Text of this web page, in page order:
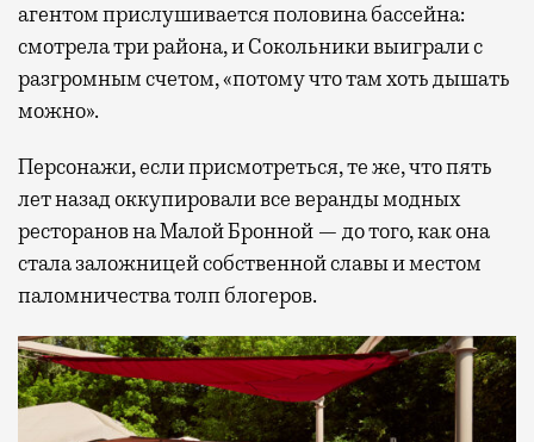
агентом прислушивается половина бассейна:
смотрела три района, и Сокольники выиграли с
разгромным счетом, «потому что там хоть дышать
можно».
Персонажи, если присмотреться, те же, что пять
лет назад оккупировали все веранды модных
ресторанов на Малой Бронной — до того, как она
стала заложницей собственной славы и местом
паломничества толп блогеров.